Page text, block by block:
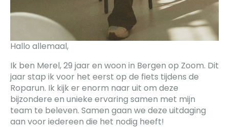
Hallo allemaal,
Ik ben Merel, 29 jaar en woon in Bergen op Zoom. Dit
jaar stap ik voor het eerst op de fiets tijdens de
Roparun. Ik kijk er enorm naar uit om deze
bijzondere en unieke ervaring samen met mijn
team te beleven. Samen gaan we deze uitdaging
aan voor iedereen die het nodig heeft!